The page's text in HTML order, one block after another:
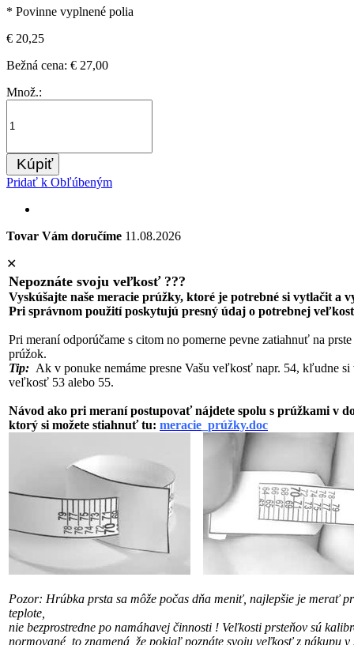
* Povinne vyplnené polia
€ 20,25
Bežná cena: € 27,00
Množ.:
Kúpiť
Pridať k Obľúbeným
Tovar Vám doručíme 11.08.2026
✕
Nepoznáte svoju veľkosť ???
Vyskúšajte naše meracie prúžky, ktoré je potrebné si vytlačit a
Pri správnom použití poskytujú presný údaj o potrebnej
Pri meraní odporúčame s citom no pomerne pevne zatiahnuť na
prúžok.
Tip: Ak v ponuke nemáme presne Vašu veľkosť napr. 54, kľudne si
veľkosť 53 alebo 55.
Návod ako pri meraní postupovať nájdete spolu s prúžkami v
ktorý si možete stiahnuť tu: meracie_prúžky.doc
Pozor: Hrúbka prsta sa môže počas dňa meniť, najlepšie je merať
teplote,
nie bezprostredne po namáhavej činnosti ! Veľkosti prsteňov sú
normované, to znamená, že pokiaľ poznáte svoju veľkosťz nákupu v